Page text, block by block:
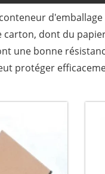
carton, dont du
une bonne
protéger